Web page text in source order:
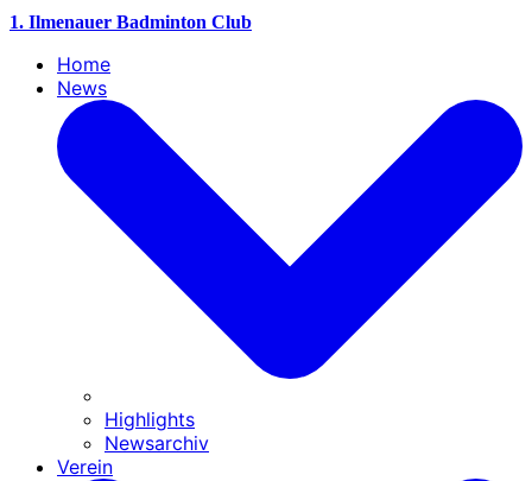
1. Ilmenauer Badminton Club
Home
News
Highlights
Newsarchiv
Verein